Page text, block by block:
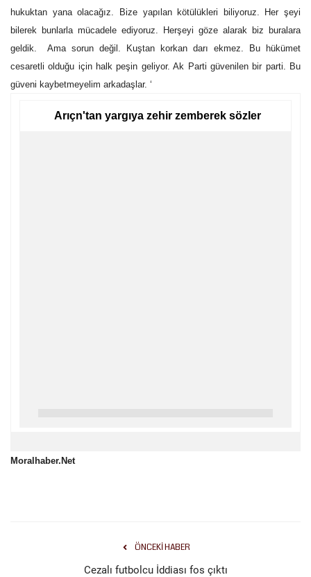
hukuktan yana olacağız. Bize yapılan kötülükleri biliyoruz. Her şeyi
bilerek bunlarla mücadele ediyoruz. Herşeyi göze alarak biz buralara
geldik. Ama sorun değil. Kuştan korkan darı ekmez. Bu hükümet
cesaretli olduğu için halk peşin geliyor. Ak Parti güvenilen bir parti. Bu
güveni kaybetmeyelim arkadaşlar. ‘
Arıçn'tan yargıya zehir zemberek sözler
Moralhaber.Net
ÖNCEKI HABER
Cezalı futbolcu İddiası fos çıktı